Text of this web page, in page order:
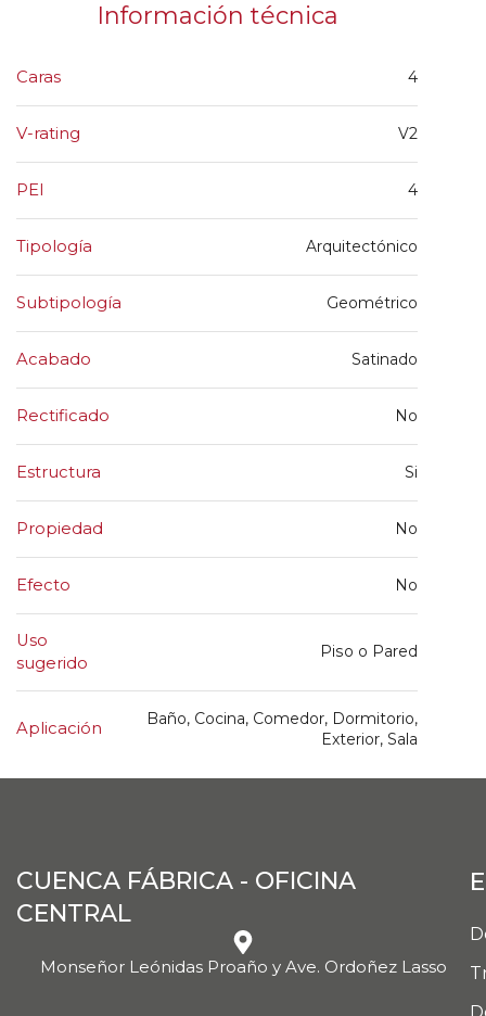
Información técnica
Caras 4
V-rating V2
PEI 4
Tipología Arquitectónico
Subtipología Geométrico
Acabado Satinado
Rectificado No
Estructura Si
Propiedad No
Efecto No
Uso
sugerido
Piso o Pared
Aplicación
Baño, Cocina, Comedor, Dormitorio,
Exterior, Sala
CUENCA FÁBRICA - OFICINA
CENTRAL
Monseñor Leónidas Proaño y Ave. Ordoñez Lasso